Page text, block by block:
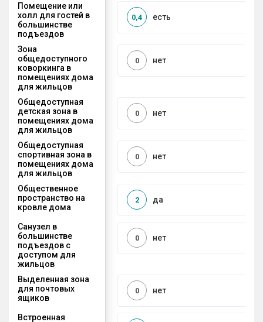
Помещение или
холл для гостей в
большинстве
подъездов
есть
0,4
Зона
общедоступного
коворкинга в
помещениях дома
для жильцов
нет
0
Общедоступная
детская зона в
помещениях дома
для жильцов
нет
0
Общедоступная
спортивная зона в
помещениях дома
для жильцов
нет
0
Общественное
пространство на
кровле дома
да
2
Санузел в
большинстве
подъездов с
доступом для
жильцов
нет
0
Выделенная зона
для почтовых
ящиков
нет
0
Встроенная